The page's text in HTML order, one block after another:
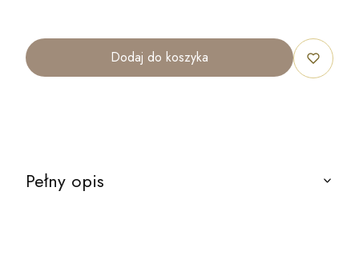
Dodaj do koszyka
Pełny opis